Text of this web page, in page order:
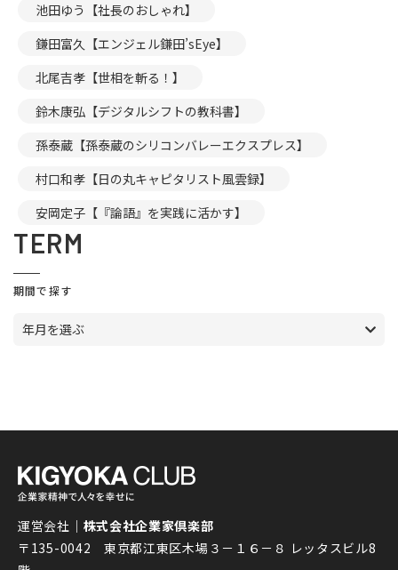
池田ゆう【社長のおしゃれ】
鎌田富久【エンジェル鎌田’sEye】
北尾吉孝【世相を斬る！】
鈴木康弘【デジタルシフトの教科書】
孫泰蔵【孫泰蔵のシリコンバレーエクスプレス】
村口和孝【日の丸キャピタリスト風雲録】
安岡定子【『論語』を実践に活かす】
TERM
期間で探す
年月を選ぶ
運営会社｜ 株式会社企業家倶楽部
〒135-0042 東京都江東区木場３－１６－８ レッタスビル8